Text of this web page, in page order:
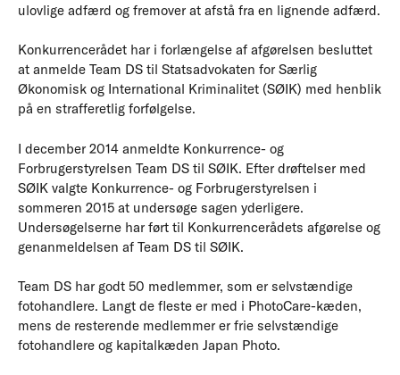
ulovlige adfærd og fremover at afstå fra en lignende adfærd.
Konkurrencerådet har i forlængelse af afgørelsen besluttet
at anmelde Team DS til Statsadvokaten for Særlig
Økonomisk og International Kriminalitet (SØIK) med henblik
på en strafferetlig forfølgelse.
I december 2014 anmeldte Konkurrence- og
Forbrugerstyrelsen Team DS til SØIK. Efter drøftelser med
SØIK valgte Konkurrence- og Forbrugerstyrelsen i
sommeren 2015 at undersøge sagen yderligere.
Undersøgelserne har ført til Konkurrencerådets afgørelse og
genanmeldelsen af Team DS til SØIK.
Team DS har godt 50 medlemmer, som er selvstændige
fotohandlere. Langt de fleste er med i PhotoCare-kæden,
mens de resterende medlemmer er frie selvstændige
fotohandlere og kapitalkæden Japan Photo.